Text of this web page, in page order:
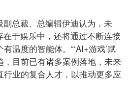
副总裁、总编辑伊迪认为，未
于娱乐中，还将通过不断连接
温度的智能体。“‘AI+游戏’赋
目前已有诸多案例落地，未来
行业的复合人才，以推动更多应